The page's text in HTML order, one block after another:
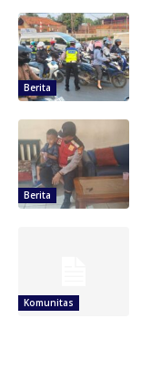
Berita
Berita
Komunitas